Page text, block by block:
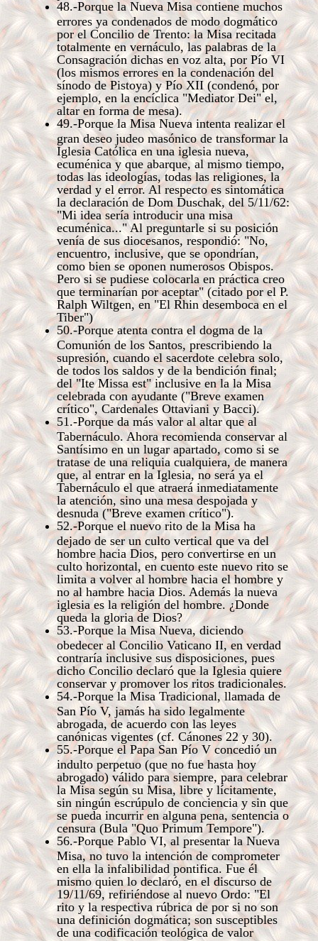
48.-Porque la Nueva Misa contiene muchos
errores ya condenados de modo dogmático
por el Concilio de Trento: la Misa recitada
totalmente en vernáculo, las palabras de la
Consagración dichas en voz alta, por Pío VI
(los mismos errores en la condenación del
sínodo de Pistoya) y Pío XII (condenó, por
ejemplo, en la encíclica "Mediator Dei" el,
altar en forma de mesa).
49.-Porque la Misa Nueva intenta realizar el
gran deseo judeo masónico de transformar la
Iglesia Católica en una iglesia nueva,
ecuménica y que abarque, al mismo tiempo,
todas las ideologías, todas las religiones, la
verdad y el error. Al respecto es sintomática
la declaración de Dom Duschak, del 5/11/62:
"Mi idea sería introducir una misa
ecuménica..." Al preguntarle si su posición
venía de sus diocesanos, respondió: "No,
encuentro, inclusive, que se opondrían,
como bien se oponen numerosos Obispos.
Pero si se pudiese colocarla en práctica creo
que terminarían por aceptar" (citado por el P.
Ralph Wiltgen, en "El Rhin desemboca en el
Tiber")
50.-Porque atenta contra el dogma de la
Comunión de los Santos, prescribiendo la
supresión, cuando el sacerdote celebra solo,
de todos los saldos y de la bendición final;
del "Ite Missa est" inclusive en la la Misa
celebrada con ayudante ("Breve examen
crítico", Cardenales Ottaviani y Bacci).
51.-Porque da más valor al altar que al
Tabernáculo. Ahora recomienda conservar al
Santísimo en un lugar apartado, como si se
tratase de una reliquia cualquiera, de manera
que, al entrar en la Iglesia, no será ya el
Tabernáculo el que atraerá inmediatamente
la atención, sino una mesa despojada y
desnuda ("Breve examen crítico").
52.-Porque el nuevo rito de la Misa ha
dejado de ser un culto vertical que va del
hombre hacia Dios, pero convertirse en un
culto horizontal, en cuento este nuevo rito se
limita a volver al hombre hacia el hombre y
no al hambre hacia Dios. Además la nueva
iglesia es la religión del hombre. ¿Donde
queda la gloria de Dios?
53.-Porque la Misa Nueva, diciendo
obedecer al Concilio Vaticano II, en verdad
contraría inclusive sus disposiciones, pues
dicho Concilio declaró que la Iglesia quiere
conservar y promover los ritos tradicionales.
54.-Porque la Misa Tradicional, llamada de
San Pío V, jamás ha sido legalmente
abrogada, de acuerdo con las leyes
canónicas vigentes (cf. Cánones 22 y 30).
55.-Porque el Papa San Pío V concedió un
indulto perpetuo (que no fue hasta hoy
abrogado) válido para siempre, para celebrar
la Misa según su Misa, libre y lícitamente,
sin ningún escrúpulo de conciencia y sin que
se pueda incurrir en alguna pena, sentencia o
censura (Bula "Quo Primum Tempore").
56.-Porque Pablo VI, al presentar la Nueva
Misa, no tuvo la intención de comprometer
en ella la infalibilidad pontifica. Fue él
mismo quien lo declaró, en el discurso de
19/11/69, refiriéndose al nuevo Ordo: "El
rito y la respectiva rúbrica de por si no son
una definición dogmática; son susceptibles
de una codificación teológica de valor